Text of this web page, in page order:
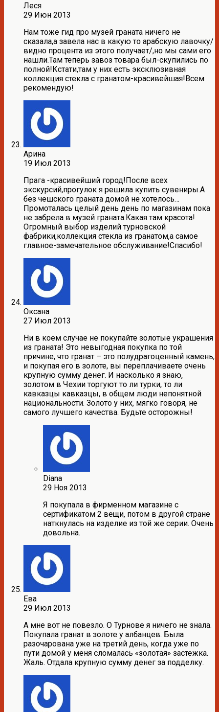
Леся
29 Июн 2013
Нам тоже гид про музей граната ничего не
сказала,а завела нас в какую то арабскую лавочку/
видно процента из этого получает/,но мы сами его
нашли.Там теперь завоз товара был-скупились по
полной!Кстати,там у них есть эксклюзивная
коллекция стекла с гранатом-красивейшая!Всем
рекомендую!
Арина
19 Июл 2013
Прага -красивейший город!После всех
экскурсий,прогулок я решила купить сувениры.А
без чешского граната домой не хотелось…
Промоталась целый день день по магазинам пока
не забрела в музей граната.Какая там красота!
Огромный выбор изделий турновской
фабрики,коллекция стекла из гранатом,а самое
главное-замечательное обслуживание!Спасибо!
Оксана
27 Июл 2013
Ни в коем случае не покупайте золотые украшения
из граната! Это невыгодная покупка по той
причине, что гранат – это полудрагоценный камень,
и покупая его в золоте, вы переплачиваете очень
крупную сумму денег. И насколько я знаю,
золотом в Чехии торгуют то ли турки, то ли
кавказцы кавказцы, в общем люди непонятной
национальности. Золото у них, мягко говоря, не
самого лучшего качества. Будьте осторожны!
Diana
29 Ноя 2013
Я покупала в фирменном магазине с
сертификатом 2 вещи, потом в другой стране
наткнулась на изделие из той же серии. Очень
довольна.
Ева
29 Июл 2013
А мне вот не повезло. О Турнове я ничего не знала.
Покупала гранат в золоте у албанцев. Была
разочарована уже на третий день, когда уже по
пути домой у меня сломалась «золотая» застежка.
Жаль. Отдала крупную сумму денег за подделку.